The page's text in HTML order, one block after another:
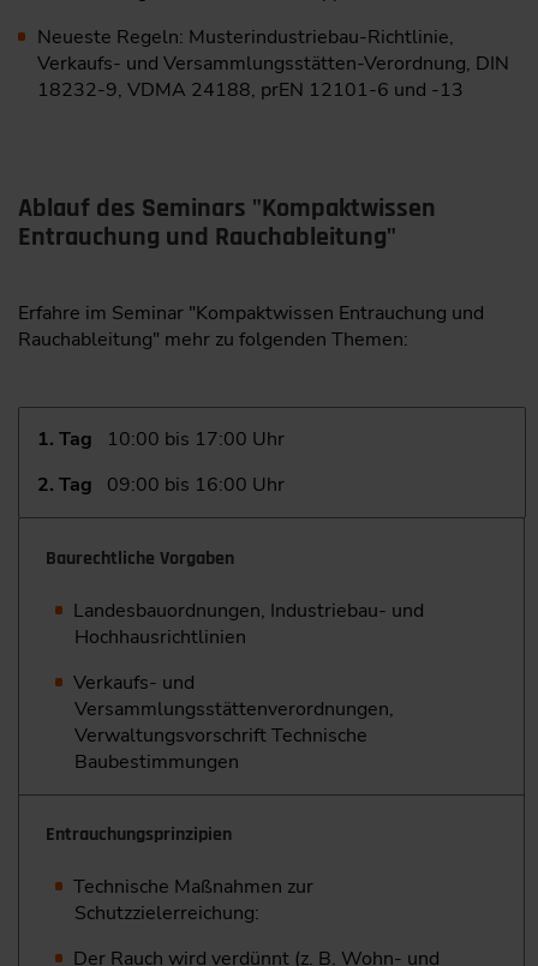
Neueste Regeln: Musterindustriebau-Richtlinie,
Verkaufs- und Versammlungsstätten-­Verordnung, DIN
18232-9, VDMA 24188, prEN 12101-6 und -13
Ablauf des Seminars "Kompaktwissen
Entrauchung und Rauchableitung"
Erfahre im Seminar "Kompaktwissen Entrauchung und
Rauchableitung" mehr zu folgenden Themen:
1. Tag
10:00 bis 17:00 Uhr
2. Tag
09:00 bis 16:00 Uhr
Baurechtliche Vorgaben
Landesbauordnungen, Industriebau- und
Hochhausrichtlinien
Verkaufs- und
Versammlungsstättenverordnungen,
Verwaltungsvorschrift Technische
Baubestimmungen
Entrauchungsprinzipien
Technische Maßnahmen zur
Schutzzielerreichung:
Der Rauch wird verdünnt (z. B. Wohn- und